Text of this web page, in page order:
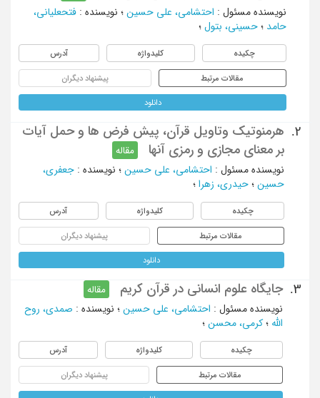
نویسنده مسئول : احتشامی، علی حسین ؛ نویسنده : فتحعلیانی،
حامد ؛ حسینی، بتول ؛
چکیده کلیدواژه آدرس
مقالات مرتبط پیشنهاد دیگران
دانلود
2.
هرمنوتیک وتاویل قرآن، پیش فرض ها و حمل آیات
بر معنای مجازی و رمزی آنها
مقاله
نویسنده مسئول : احتشامی، علی حسین ؛ نویسنده : جعفری،
حسین ؛ حیدری، زهرا ؛
چکیده کلیدواژه آدرس
مقالات مرتبط پیشنهاد دیگران
دانلود
3. جایگاه علوم انسانی در قرآن کریم
مقاله
نویسنده مسئول : احتشامی، علی حسین ؛ نویسنده : صمدی، روح
الله ؛ کرمی، محسن ؛
چکیده کلیدواژه آدرس
مقالات مرتبط پیشنهاد دیگران